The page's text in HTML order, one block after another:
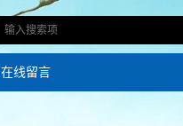
在线留言